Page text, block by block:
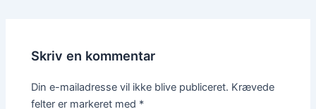
Skriv en kommentar
Din e-mailadresse vil ikke blive publiceret. Krævede
felter er markeret med *